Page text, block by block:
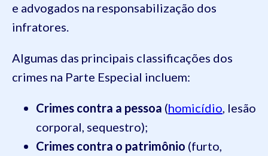
e advogados na responsabilização dos
infratores.
Algumas das principais classificações dos
crimes na Parte Especial incluem:
Crimes contra a pessoa (homicídio, lesão
corporal, sequestro);
Crimes contra o patrimônio (furto,